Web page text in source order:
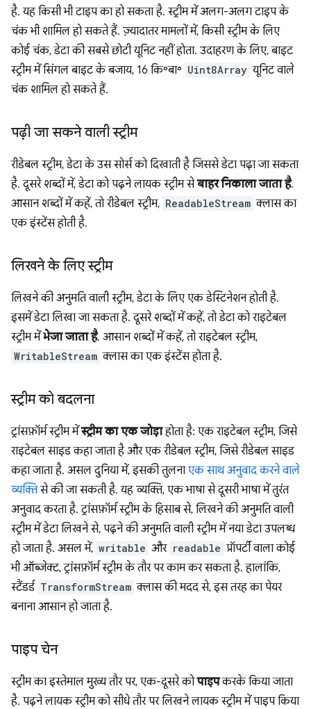
है. यह किसी भी टाइप का हो सकता है. स्ट्रीम में अलग-अलग टाइप के
चंक भी शामिल हो सकते हैं. ज़्यादातर मामलों में, किसी स्ट्रीम के लिए
कोई चंक, डेटा की सबसे छोटी यूनिट नहीं होता. उदाहरण के लिए, बाइट
स्ट्रीम में सिंगल बाइट के बजाय, 16 कि॰बा॰ Uint8Array यूनिट वाले
चंक शामिल हो सकते हैं.
पढ़ी जा सकने वाली स्ट्रीम
रीडेबल स्ट्रीम, डेटा के उस सोर्स को दिखाती है जिससे डेटा पढ़ा जा सकता
है. दूसरे शब्दों में, डेटा को पढ़ने लायक स्ट्रीम सेबाहर निकाला जाता है.
आसान शब्दों में कहें, तो रीडेबल स्ट्रीम, ReadableStream क्लास का
एक इंस्टेंस होती है.
लिखने के लिए स्ट्रीम
लिखने की अनुमति वाली स्ट्रीम, डेटा के लिए एक डेस्टिनेशन होती है.
इसमें डेटा लिखा जा सकता है. दूसरे शब्दों में कहें, तो डेटा को राइटेबल
स्ट्रीम मेंभेजा जाता है. आसान शब्दों में कहें, तो राइटेबल स्ट्रीम,
WritableStream क्लास का एक इंस्टेंस होता है.
स्ट्रीम को बदलना
ट्रांसफ़ॉर्म स्ट्रीम मेंस्ट्रीम का एक जोड़ाहोता है: एक राइटेबल स्ट्रीम, जिसे
राइटेबल साइड कहा जाता है और एक रीडेबल स्ट्रीम, जिसे रीडेबल साइड
कहा जाता है. असल दुनिया में, इसकी तुलनाएक साथ अनुवाद करने वाले
व्यक्तिसे की जा सकती है. यह व्यक्ति, एक भाषा से दूसरी भाषा में तुरंत
अनुवाद करता है. ट्रांसफ़ॉर्म स्ट्रीम के हिसाब से, लिखने की अनुमति वाली
स्ट्रीम में डेटा लिखने से, पढ़ने की अनुमति वाली स्ट्रीम में नया डेटा उपलब्ध
हो जाता है. असल में, writable और readable प्रॉपर्टी वाला कोई
भी ऑब्जेक्ट, ट्रांसफ़ॉर्म स्ट्रीम के तौर पर काम कर सकता है. हालांकि,
स्टैंडर्ड TransformStream क्लास की मदद से, इस तरह का पेयर
बनाना आसान हो जाता है.
पाइप चेन
स्ट्रीम का इस्तेमाल मुख्य तौर पर, एक-दूसरे कोपाइपकरके किया जाता
है. पढ़ने लायक स्ट्रीम को सीधे तौर पर लिखने लायक स्ट्रीम में पाइप किया